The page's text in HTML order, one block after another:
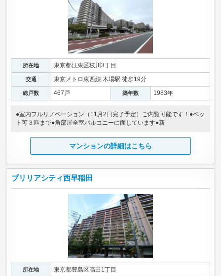
所在地 東京都江東区枝川3丁目
交通 東京メトロ東西線 木場駅 徒歩19分
総戸数 467戸 築年数 1983年
●室内フルリノベーション（11月2日完了予定）ご内覧可能です！●ペッ
ト可３匹まで●角部屋全室バルコニーに面しています●新
マンションの詳細はこちら
ブリリアシティ西早稲田
所在地 東京都豊島区高田1丁目